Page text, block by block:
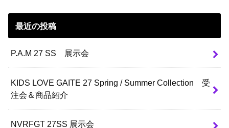
最近の投稿
P.A.M 27 SS 展示会
KIDS LOVE GAITE 27 Spring / Summer Collection 受
注会＆商品紹介
NVRFGT 27SS 展示会